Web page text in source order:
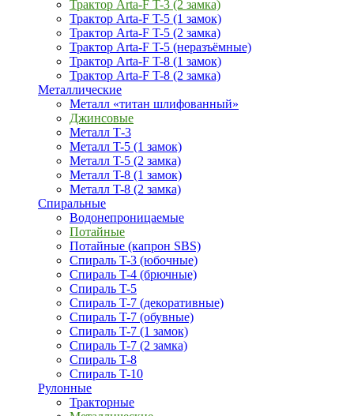
Трактор Arta-F T-3 (2 замка)
Трактор Arta-F T-5 (1 замок)
Трактор Arta-F T-5 (2 замка)
Трактор Arta-F T-5 (неразъёмные)
Трактор Arta-F T-8 (1 замок)
Трактор Arta-F T-8 (2 замка)
Металлические
Металл «титан шлифованный»
Джинсовые
Металл Т-3
Металл T-5 (1 замок)
Металл T-5 (2 замка)
Металл T-8 (1 замок)
Металл T-8 (2 замка)
Спиральные
Водонепроницаемые
Потайные
Потайные (капрон SBS)
Спираль T-3 (юбочные)
Спираль T-4 (брючные)
Спираль T-5
Спираль T-7 (декоративные)
Спираль T-7 (обувные)
Спираль T-7 (1 замок)
Спираль T-7 (2 замка)
Спираль T-8
Спираль T-10
Рулонные
Тракторные